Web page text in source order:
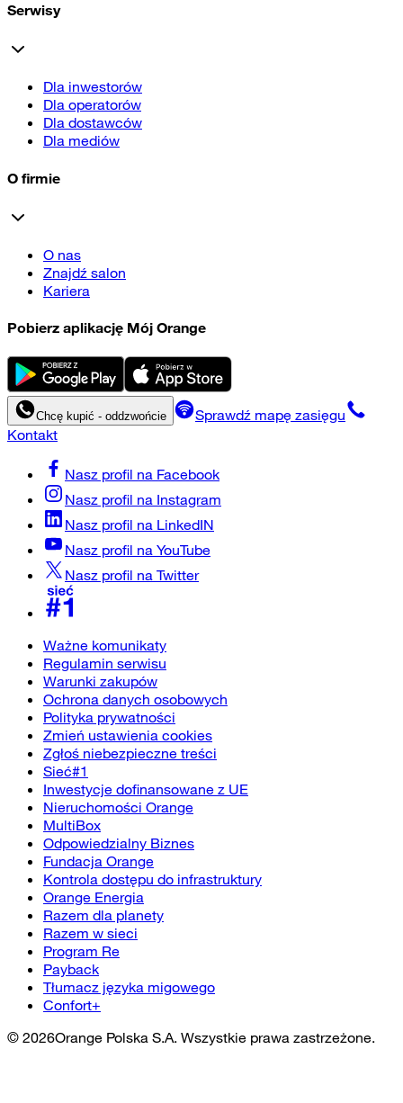
Serwisy
Dla inwestorów
Dla operatorów
Dla dostawców
Dla mediów
O firmie
O nas
Znajdź salon
Kariera
Pobierz aplikację Mój Orange
Chcę kupić - oddzwońcie
Sprawdź mapę zasięgu
Kontakt
Nasz profil na Facebook
Nasz profil na Instagram
Nasz profil na LinkedIN
Nasz profil na YouTube
Nasz profil na Twitter
Ważne komunikaty
Regulamin serwisu
Warunki zakupów
Ochrona danych osobowych
Polityka prywatności
Zmień ustawienia cookies
Zgłoś niebezpieczne treści
Sieć#1
Inwestycje dofinansowane z UE
Nieruchomości Orange
MultiBox
Odpowiedzialny Biznes
Fundacja Orange
Kontrola dostępu do infrastruktury
Orange Energia
Razem dla planety
Razem w sieci
Program Re
Payback
Tłumacz języka migowego
Confort+
© 2026Orange Polska S.A. Wszystkie prawa zastrzeżone.